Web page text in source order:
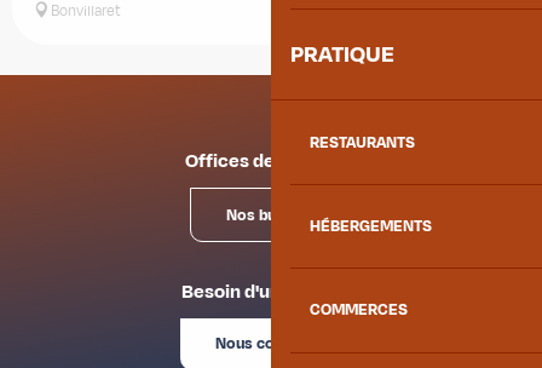
PRATIQUE
RESTAURANTS
HÉBERGEMENTS
COMMERCES
Bonvillaret
Offices de tourisme
Nos bureaux
Besoin d'un conseil ?
Nous contacter